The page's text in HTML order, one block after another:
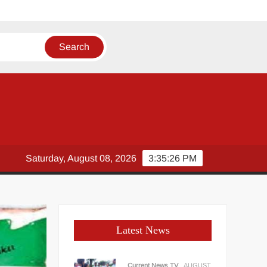
3:35:27 PM
Saturday, August 08, 2026
Latest News
Current News TV
AUGUST